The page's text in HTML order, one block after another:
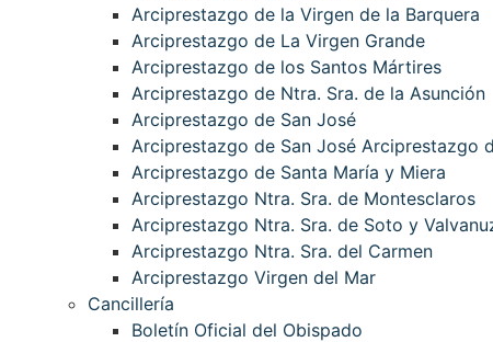
Arciprestazgo de la Virgen de la Barquera
Arciprestazgo de La Virgen Grande
Arciprestazgo de los Santos Mártires
Arciprestazgo de Ntra. Sra. de la Asunción
Arciprestazgo de San José
Arciprestazgo de San José Arciprestazgo
Arciprestazgo de Santa María y Miera
Arciprestazgo Ntra. Sra. de Montesclaros
Arciprestazgo Ntra. Sra. de Soto y
Arciprestazgo Ntra. Sra. del Carmen
Arciprestazgo Virgen del Mar
Cancillería
Boletín Oficial del Obispado